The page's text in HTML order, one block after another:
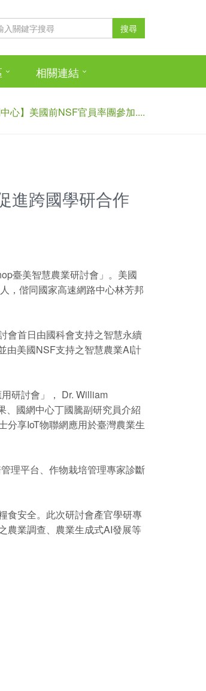
搜尋
相關連結
中心】美國前NSF官員率團參加....
進跨國學研合作
臺美智慧農業研討會」。美國
，偕同國家高速網路中心林芳邦
會首日由國科會支持之智慧永續
由美國NSF支持之智慧農業AI計
研討會」， Dr. William
、國網中心丁國騰副研究員介紹
分享IoT物聯網應用於臺灣農業生
理平台、作物栽培管理專家診斷
食安全。此次研討會產官學研專
農業調查、農業生成式AI發展等